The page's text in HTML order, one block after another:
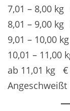
7,01 – 8,00
8,01 – 9,00
9,01 – 10,00
10,01 – 11,00
ab 11,01 kg €